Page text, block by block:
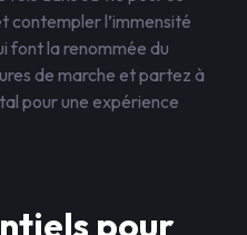
contempler l’immensité
font la renommée du
de marche et partez à
pour une expérience
pour